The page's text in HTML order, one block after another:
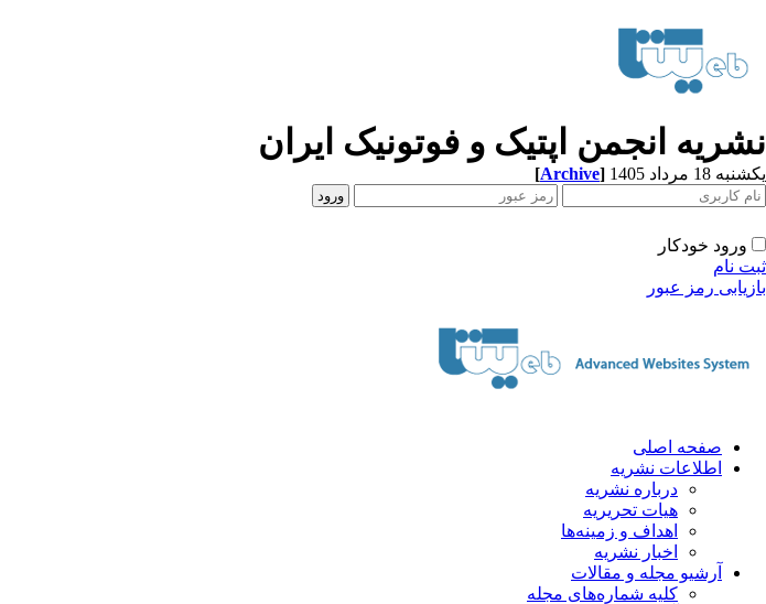
نشریه انجمن اپتیک و فوتونیک ایران
یکشنبه 18 مرداد 1405 [Archive]
ورود خودکار
ثبت نام
بازیابی رمز عبور
صفحه اصلی
اطلاعات نشریه
درباره نشریه
هیات تحریریه
اهداف و زمینه‌ها
اخبار نشریه
آرشیو مجله و مقالات
کلیه شماره‌های مجله